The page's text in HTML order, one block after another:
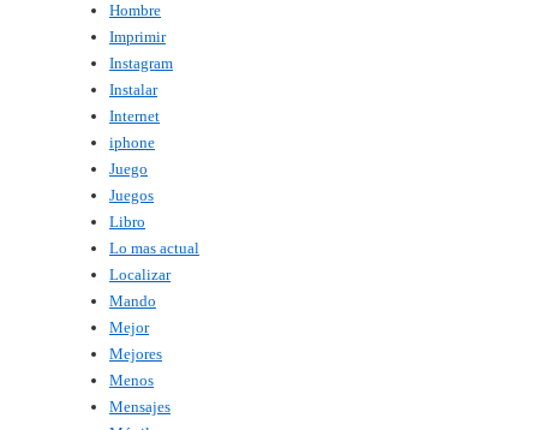
Hombre
Imprimir
Instagram
Instalar
Internet
iphone
Juego
Juegos
Libro
Lo mas actual
Localizar
Mando
Mejor
Mejores
Menos
Mensajes